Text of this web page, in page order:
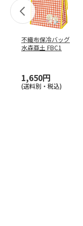
不織布保冷バッグ
水森亜土 FBC1
1,650円
(送料別・税込)